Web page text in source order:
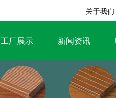
关于我们
工厂展示 新闻资讯